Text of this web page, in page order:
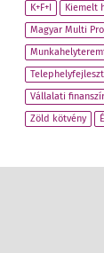
K+F+I
Kiemelt
Magyar Multi
Vállalati
Zöld kötvény